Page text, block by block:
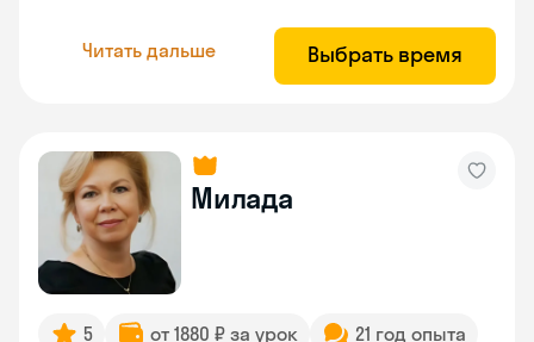
Читать дальше Выбрать время
Милада
5 от 1880 ₽ за урок 21 год опыта